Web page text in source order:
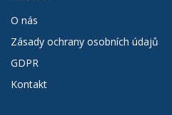
O nás
Zásady ochrany osobních údajů
GDPR
Kontakt